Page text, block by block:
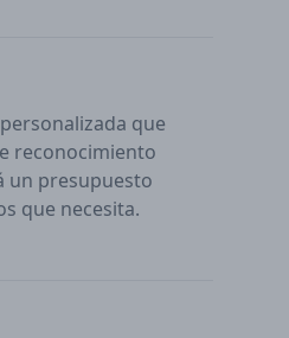
que
reconocimiento
un presupuesto
que necesita.